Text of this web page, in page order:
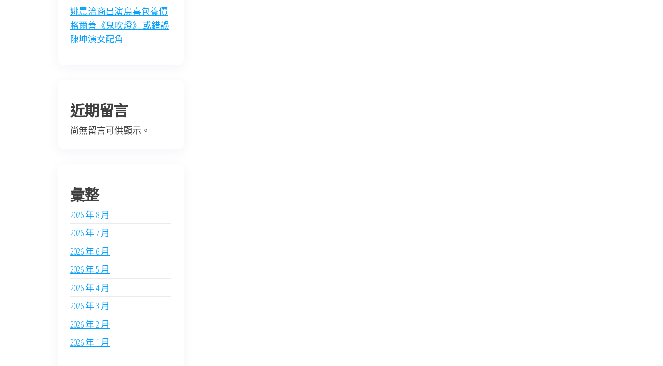
姚晨洽商出演烏喜包養價
格爾善《鬼吹燈》 或錯誤
陳坤演女配角
近期留言
尚無留言可供顯示。
彙整
2026 年 8 月
2026 年 7 月
2026 年 6 月
2026 年 5 月
2026 年 4 月
2026 年 3 月
2026 年 2 月
2026 年 1 月